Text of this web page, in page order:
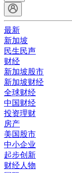
最新
新加坡
民生民声
财经
新加坡股市
新加坡财经
全球财经
中国财经
投资理财
房产
美国股市
中小企业
起步创新
财经人物